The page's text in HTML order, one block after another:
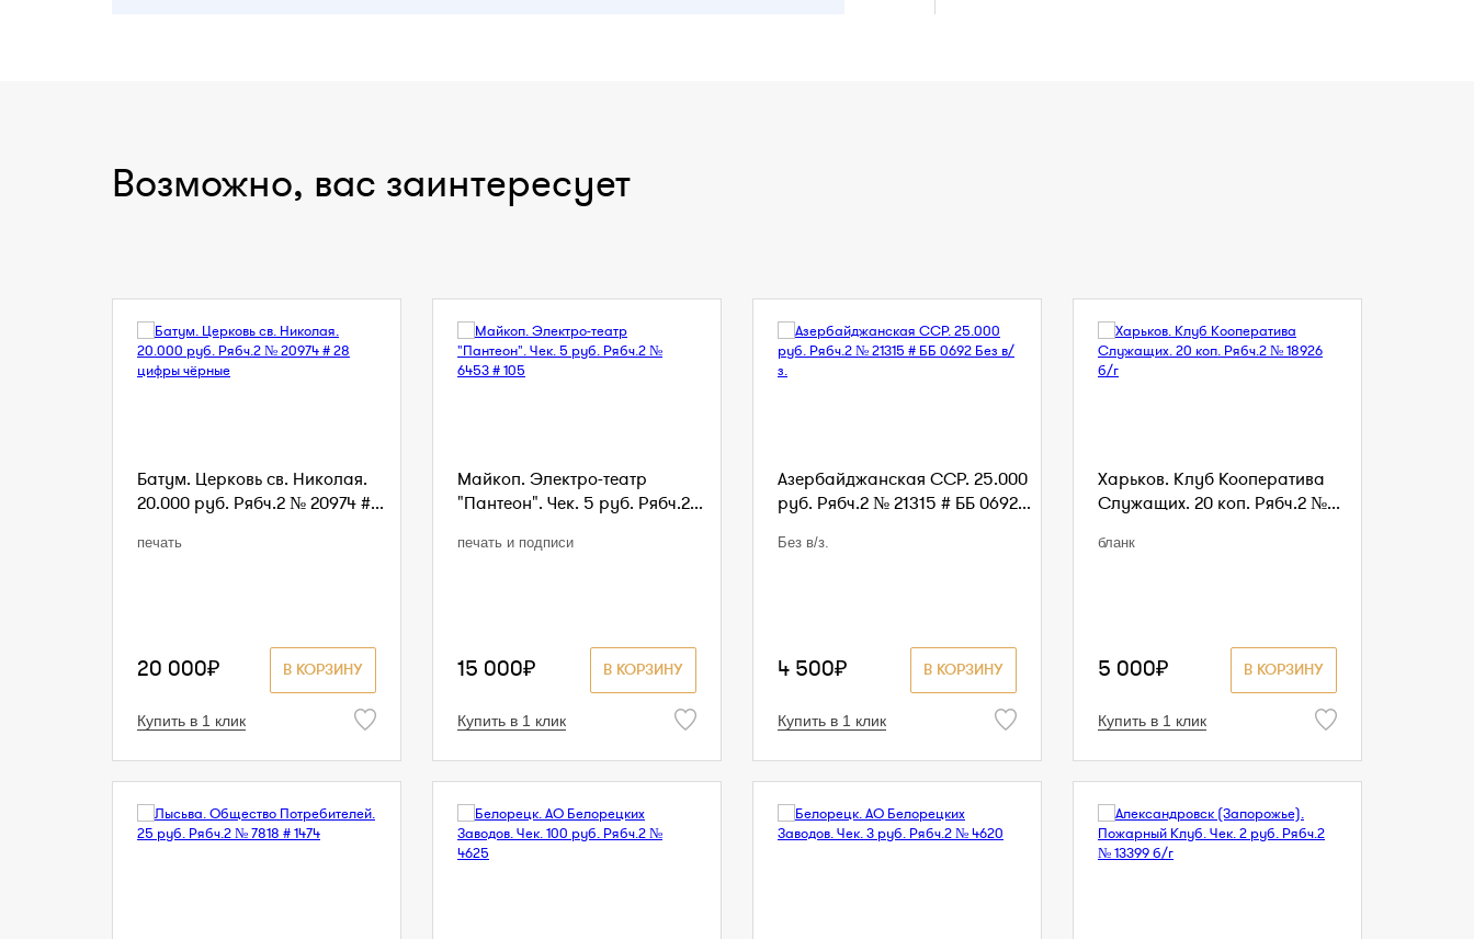
Возможно, вас заинтересует
Батум. Церковь св. Николая.
20.000 руб. Рябч.2 № 20974 #...
печать
В КОРЗИНУ
20 000₽
Купить в 1 клик
Майкоп. Электро-театр
"Пантеон". Чек. 5 руб. Рябч.2...
печать и подписи
В КОРЗИНУ
15 000₽
Купить в 1 клик
Азербайджанская ССР. 25.000
руб. Рябч.2 № 21315 # ББ 0692...
Без в/з.
В КОРЗИНУ
4 500₽
Купить в 1 клик
Харьков. Клуб Кооператива
Служащих. 20 коп. Рябч.2 №...
бланк
В КОРЗИНУ
5 000₽
Купить в 1 клик